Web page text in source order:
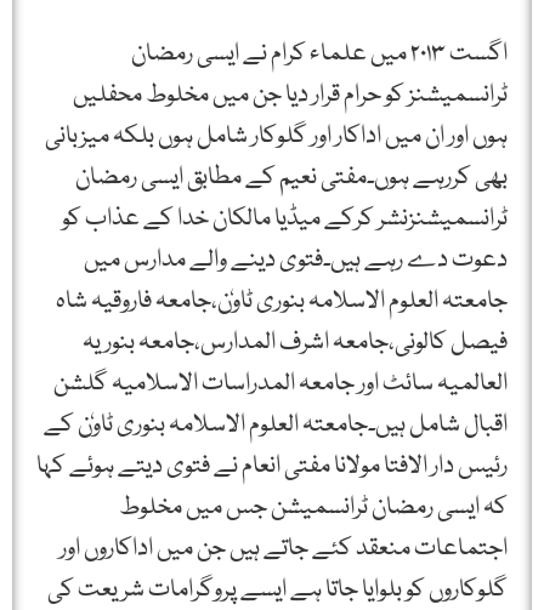
اگست ۲۰۱۳ میں علماء کرام نے ایسی رمضان
ٹرانسمیشنز کو حرام قرار دیا جن میں مخلوط محفلیں
ہوں اور ان میں اداکار اور گلوکار شامل ہوں بلکہ میزبانی
بھی کررہے ہوں۔مفتی نعیم کے مطابق ایسی رمضان
ٹرانسمیشنزنشر کرکے میڈیا مالکان خدا کے عذاب کو
دعوت دے رہے ہیں۔فتوی دینے والے مدارس میں
جامعتہ العلوم الاسلامہ بنوری ٹاوٗن،جامعہ فاروقیہ شاہ
فیصل کالونی،جامعہ اشرف المدارس،جامعہ بنوریہ
العالمیہ سائٹ اور جامعہ المدراسات الاسلامیہ گلشن
اقبال شامل ہیں۔جامعتہ العلوم الاسلامہ بنوری ٹاوٗن کے
رئیس دار الافتا مولانا مفتی انعام نے فتوی دیتے ہوئے کہا
کہ ایسی رمضان ٹرانسمیشن جس میں مخلوط
اجتماعات منعقد کئے جاتے ہیں جن میں اداکاروں اور
گلوکاروں کو بلوایا جاتا ہے ایسے پروگرامات شریعت کی